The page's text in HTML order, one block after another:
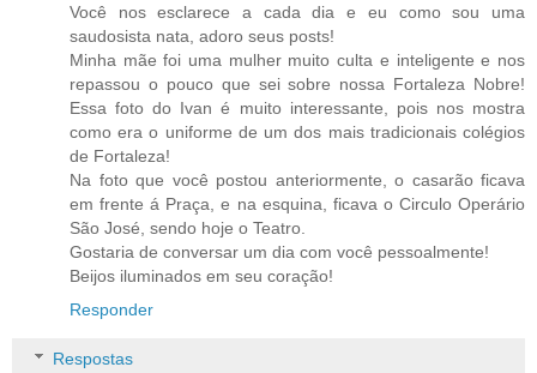
Você nos esclarece a cada dia e eu como sou uma
saudosista nata, adoro seus posts!
Minha mãe foi uma mulher muito culta e inteligente e nos
repassou o pouco que sei sobre nossa Fortaleza Nobre!
Essa foto do Ivan é muito interessante, pois nos mostra
como era o uniforme de um dos mais tradicionais colégios
de Fortaleza!
Na foto que você postou anteriormente, o casarão ficava
em frente á Praça, e na esquina, ficava o Circulo Operário
São José, sendo hoje o Teatro.
Gostaria de conversar um dia com você pessoalmente!
Beijos iluminados em seu coração!
Responder
Respostas